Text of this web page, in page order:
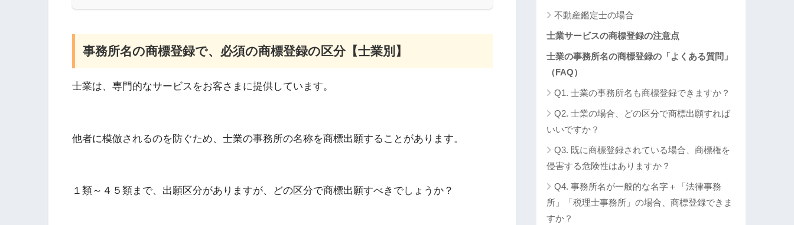
事務所名の商標登録で、必須の商標登録の区分【士業別】
士業は、専門的なサービスをお客さまに提供しています。
他者に模倣されるのを防ぐため、士業の事務所の名称を商標出願することがあります。
１類～４５類まで、出願区分がありますが、どの区分で商標出願すべきでしょうか？
不動産鑑定士の場合
士業サービスの商標登録の注意点
士業の事務所名の商標登録の「よくある質問」
（FAQ）
Q1. 士業の事務所名も商標登録できますか？
Q2. 士業の場合、どの区分で商標出願すれば
いいですか？
Q3. 既に商標登録されている場合、商標権を
侵害する危険性はありますか？
Q4. 事務所名が一般的な名字＋「法律事務
所」「税理士事務所」の場合、商標登録できま
すか？